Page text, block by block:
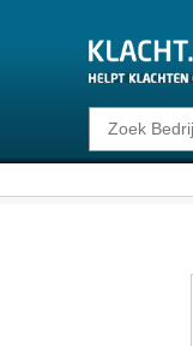
Klacht